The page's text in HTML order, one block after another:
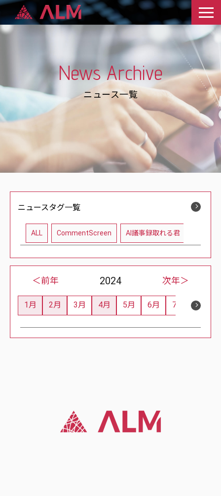
News Archive
ニュース一覧
ニュースタグ一覧
ALL CommentScreen AI議事録取れる君
＜前年 2024 次年＞
1月
2
2月
1
3月
0
4月
3
5月
0
6月
0
7月
0
8月